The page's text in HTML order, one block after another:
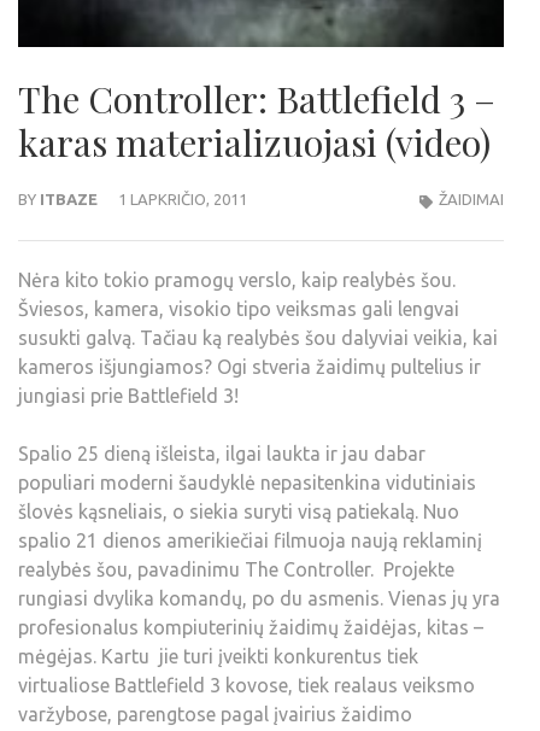
The Controller: Battlefield 3 –
karas materializuojasi (video)
BY ITBAZE 1 LAPKRIČIO, 2011 ŽAIDIMAI
Nėra kito tokio pramogų verslo, kaip realybės šou.
Šviesos, kamera, visokio tipo veiksmas gali lengvai
susukti galvą. Tačiau ką realybės šou dalyviai veikia, kai
kameros išjungiamos? Ogi stveria žaidimų pultelius ir
jungiasi prie Battlefield 3!
Spalio 25 dieną išleista, ilgai laukta ir jau dabar
populiari moderni šaudyklė nepasitenkina vidutiniais
šlovės kąsneliais, o siekia suryti visą patiekalą. Nuo
spalio 21 dienos amerikiečiai filmuoja naują reklaminį
realybės šou, pavadinimu The Controller. Projekte
rungiasi dvylika komandų, po du asmenis. Vienas jų yra
profesionalus kompiuterinių žaidimų žaidėjas, kitas –
mėgėjas. Kartu jie turi įveikti konkurentus tiek
virtualiose Battlefield 3 kovose, tiek realaus veiksmo
varžybose, parengtose pagal įvairius žaidimo